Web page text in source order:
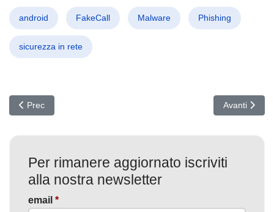
android FakeCall Malware Phishing
sicurezza in rete
Articolo precedente: Operazione PowerOFF: La Polizia Tedesca
Prec Articolo
Avanti
Per rimanere aggiornato iscriviti
alla nostra newsletter
email *